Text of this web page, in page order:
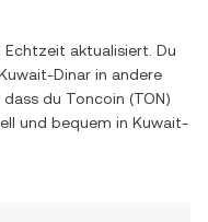
Echtzeit aktualisiert. Du
Dinar in andere
du Toncoin (TON)
und bequem in Kuwait-